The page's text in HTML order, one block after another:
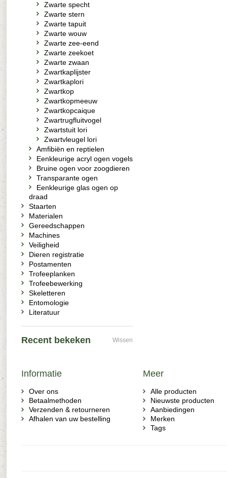
Zwarte specht
Zwarte stern
Zwarte tapuit
Zwarte wouw
Zwarte zee-eend
Zwarte zeekoet
Zwarte zwaan
Zwartkaplijster
Zwartkaplori
Zwartkop
Zwartkopmeeuw
Zwartkopcaique
Zwartrugfluitvogel
Zwartstuit lori
Zwartvleugel lori
Amfibiën en reptielen
Eenkleurige acryl ogen vogels
Bruine ogen voor zoogdieren
Transparante ogen
Eenkleurige glas ogen op
draad
Staarten
Materialen
Gereedschappen
Machines
Veiligheid
Dieren registratie
Postamenten
Trofeeplanken
Trofeebewerking
Skeletteren
Entomologie
Literatuur
Recent bekeken Wissen
Informatie
Over ons
Betaalmethoden
Verzenden & retourneren
Afhalen van uw bestelling
Meer
Alle producten
Nieuwste producten
Aanbiedingen
Merken
Tags